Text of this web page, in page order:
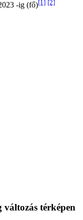
-ig (fő)[1] [2]
változás térképen